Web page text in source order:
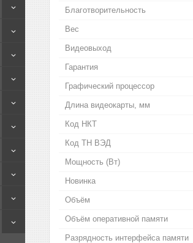
Благотворительность
Вес
Видеовыход
Гарантия
Графический процессор
Длина видеокарты, мм
Код НКТ
Код ТН ВЭД
Мощность (Bт)
Новинка
Объём
Объём оперативной памяти
Разрядность интерфейса памяти